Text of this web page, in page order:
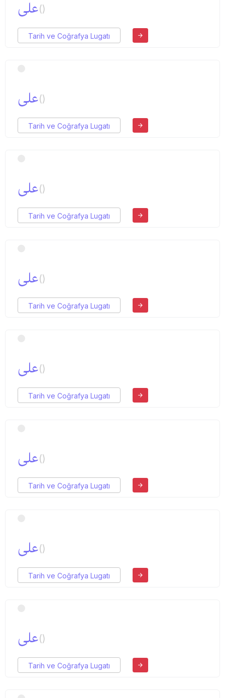
علی()
Tarih ve Coğrafya Lugatı
علی()
Tarih ve Coğrafya Lugatı
علی()
Tarih ve Coğrafya Lugatı
علی()
Tarih ve Coğrafya Lugatı
علی()
Tarih ve Coğrafya Lugatı
علی()
Tarih ve Coğrafya Lugatı
علی()
Tarih ve Coğrafya Lugatı
علی()
Tarih ve Coğrafya Lugatı